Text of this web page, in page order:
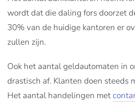
wordt dat die daling fors doorzet
30% van de huidige kantoren er
zullen zijn.
Ook het aantal geldautomaten in
drastisch af. Klanten doen steeds
Het aantal handelingen met